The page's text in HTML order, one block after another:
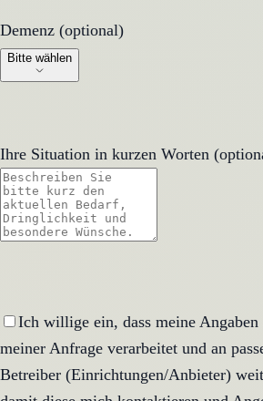
Demenz (optional)
Demenz (optional)
Bitte wählen
Ihre Situation in kurzen Worten
Ich willige ein, dass meine Angaben
meiner Anfrage verarbeitet und an
Betreiber (Einrichtungen/Anbieter)